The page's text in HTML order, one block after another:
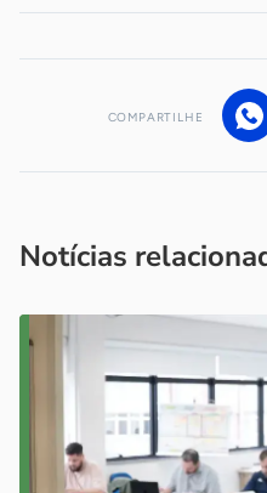
COMPARTILHE
Notícias